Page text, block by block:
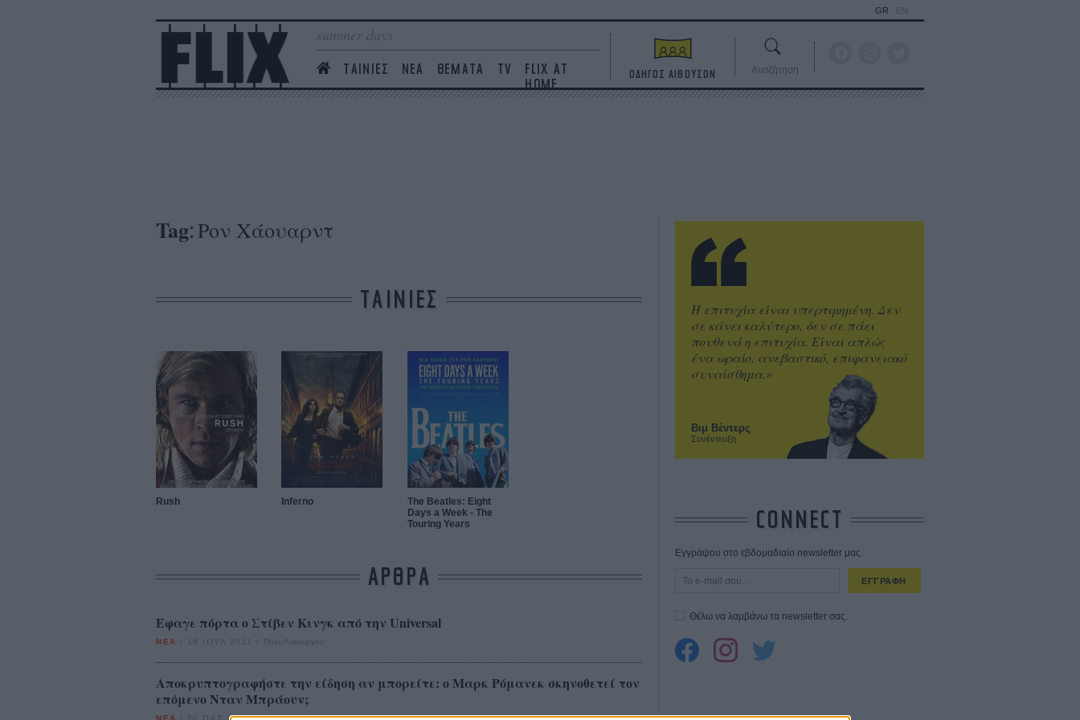
summer days
ΤΑΙΝΙΕΣ ΝΕΑ ΘΕΜΑΤΑ TV
FLIX AT
HOME
GR EN
ΟΔΗΓΟΣ ΑΙΘΟΥΣΩΝ Αναζήτηση
Tag: Ρον Χάουαρντ
ΤΑΙΝΙΕΣ
Rush Inferno
The Beatles: Eight
Days a Week - The
Touring Years
ΑΡΘΡΑ
Εφαγε πόρτα ο Στίβεν Κινγκ από την Universal
ΝΕΑ 19 ΙΟΥΛ 2011 Πόλυ Λυκούργου
Αποκρυπτογραφήστε την είδηση αν μπορείτε: ο Μαρκ Ρόμανεκ σκηνοθετεί τον
επόμενο Νταν Μπράουν;
ΝΕΑ 20 ΟΚΤ 2011/ Πόλυ Λυκούργου
Βιμ Βέντερς
Συνέντευξη
Η επιτυχία είναι υπερτιμημένη. Δεν
σε κάνει καλύτερο, δεν σε πάει
πουθενά η επιτυχία. Είναι απλώς
ένα ωραίο, ανεβαστικό, επιφανειακό
συναίσθημα.»
CONNECT
Εγγράψου στο εβδομαδιαίο newsletter μας.
ΕΓΓΡΑΦΗ
Θέλω να λαμβάνω τα newsletter σας.